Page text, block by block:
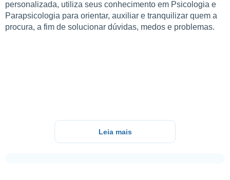
personalizada, utiliza seus conhecimento em Psicologia e
Parapsicologia para orientar, auxiliar e tranquilizar quem a
procura, a fim de solucionar dúvidas, medos e problemas.
Leia mais